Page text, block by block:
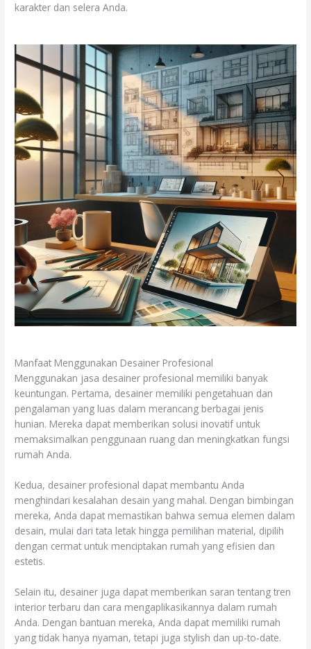
karakter dan selera Anda.
Manfaat Menggunakan Desainer Profesional
Menggunakan jasa desainer profesional memiliki banyak
keuntungan. Pertama, desainer memiliki pengetahuan dan
pengalaman yang luas dalam merancang berbagai jenis
hunian. Mereka dapat memberikan solusi inovatif untuk
memaksimalkan penggunaan ruang dan meningkatkan fungsi
rumah Anda.
Kedua, desainer profesional dapat membantu Anda
menghindari kesalahan desain yang mahal. Dengan bimbingan
mereka, Anda dapat memastikan bahwa semua elemen dalam
desain, mulai dari tata letak hingga pemilihan material, dipilih
dengan cermat untuk menciptakan rumah yang efisien dan
estetis.
Selain itu, desainer juga dapat memberikan saran tentang tren
interior terbaru dan cara mengaplikasikannya dalam rumah
Anda. Dengan bantuan mereka, Anda dapat memiliki rumah
yang tidak hanya nyaman, tetapi juga stylish dan up-to-date.